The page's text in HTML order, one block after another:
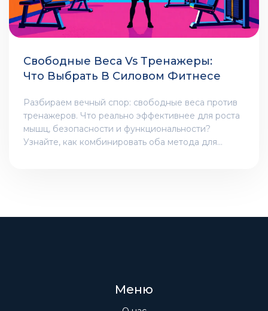
Свободные Веса Vs Тренажеры:
Что Выбрать В Силовом Фитнесе
Разбираем вечный спор: свободные веса против
тренажеров. Что реально эффективнее для роста
мышц, безопасности и функциональности?
Узнайте, как комбинировать оба метода для
Меню